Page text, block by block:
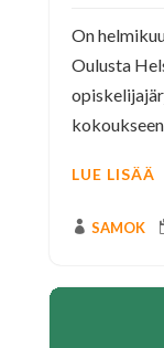
On
Oulusta
LUE LISÄÄ
 SAMOK